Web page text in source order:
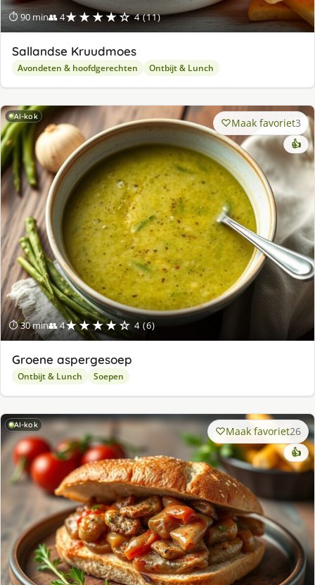
⏱ 90 min👥 4★★★★☆ 4 (11)
Sallandse Kruudmoes
Avondeten & hoofdgerechten Ontbijt & Lunch
AI-kok
⏱ 30 min👥 4★★★★☆ 4 (6)
Maak favoriet3
👍
Groene aspergesoep
Ontbijt & Lunch Soepen
AI-kok Maak favoriet26
👍